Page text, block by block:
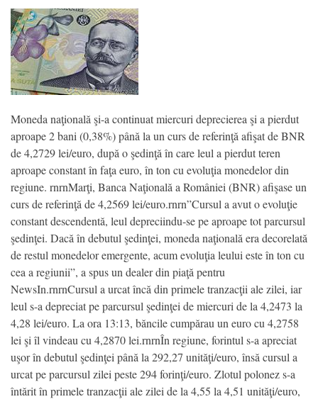
Moneda naţională şi-a continuat miercuri deprecierea şi a pierdut
aproape 2 bani (0,38%) până la un curs de referinţă afişat de BNR
de 4,2729 lei/euro, după o şedinţă în care leul a pierdut teren
aproape constant în faţa euro, în ton cu evoluţia monedelor din
regiune. rnrnMarţi, Banca Naţională a României (BNR) afişase un
curs de referinţă de 4,2569 lei/euro.rnrn”Cursul a avut o evoluţie
constant descendentă, leul depreciindu-se pe aproape tot parcursul
şedinţei. Dacă în debutul şedinţei, moneda naţională era decorelată
de restul monedelor emergente, acum evoluţia leului este în ton cu
cea a regiunii”, a spus un dealer din piaţă pentru
NewsIn.rnrnCursul a urcat încă din primele tranzacţii ale zilei, iar
leul s-a depreciat pe parcursul şedinţei de miercuri de la 4,2473 la
4,28 lei/euro. La ora 13:13, băncile cumpărau un euro cu 4,2758
lei şi îl vindeau cu 4,2870 lei.rnrnÎn regiune, forintul s-a apreciat
uşor în debutul şedinţei până la 292,27 unităţi/euro, însă cursul a
urcat pe parcursul zilei peste 294 forinţi/euro. Zlotul polonez s-a
întărit în primele tranzacţii ale zilei de la 4,55 la 4,51 unităţi/euro,